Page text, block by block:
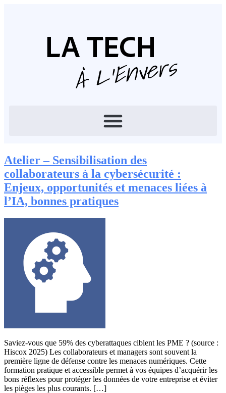
Atelier – Sensibilisation des
collaborateurs à la cybersécurité :
Enjeux, opportunités et menaces liées à
l’IA, bonnes pratiques
Saviez-vous que 59% des cyberattaques ciblent les PME ? (source :
Hiscox 2025) Les collaborateurs et managers sont souvent la
première ligne de défense contre les menaces numériques. Cette
formation pratique et accessible permet à vos équipes d’acquérir les
bons réflexes pour protéger les données de votre entreprise et éviter
les pièges les plus courants. […]